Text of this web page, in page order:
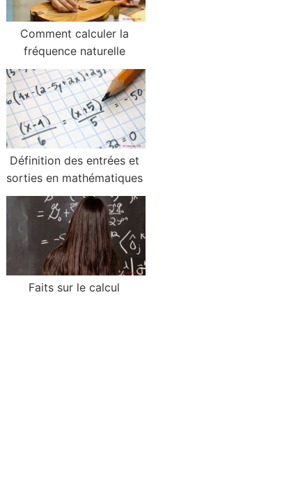
Comment calculer la
fréquence naturelle
Définition des entrées et
sorties en mathématiques
Faits sur le calcul